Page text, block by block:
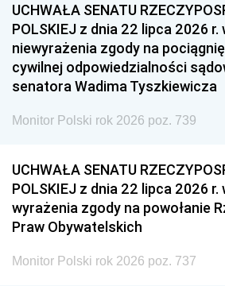
UCHWAŁA SENATU
POLSKIEJ z dnia 22 lipca 2026 r.
niewyrażenia zgody na
cywilnej odpowiedzialności
senatora Wadima Tyszkiewicza
Monitor Polski rok 2026 poz. 739
UCHWAŁA SENATU
POLSKIEJ z dnia 22 lipca 2026 r.
wyrażenia zgody na powołanie
Praw Obywatelskich
Monitor Polski rok 2026 poz. 737